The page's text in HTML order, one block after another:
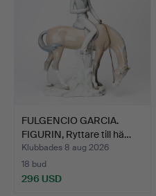
FULGENCIO GARCIA.
FIGURIN, Ryttare till hä…
Klubbades 8 aug 2026
18 bud
296 USD